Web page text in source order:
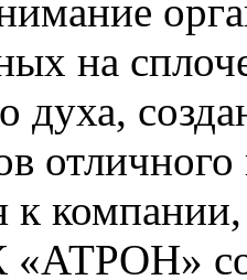
на
духа,
к
«АТРОН»